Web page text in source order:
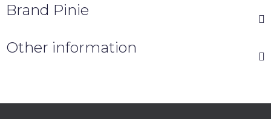
Brand Pinie
Other information